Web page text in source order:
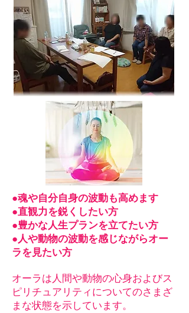
●魂や自分自身の波動も高めます
●直観力を鋭くしたい方
●豊かな人生プランを立てたい方
●人や動物の波動を感じながらオー
ラを見たい方
オーラは人間や動物の心身およびス
ピリチュアリティについてのさまざ
まな状態を示しています。